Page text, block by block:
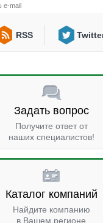
RSS
Задать вопрос
Получите ответ от
наших специалистов!
Каталог компаний
Найдите компанию
в Вашем регионе